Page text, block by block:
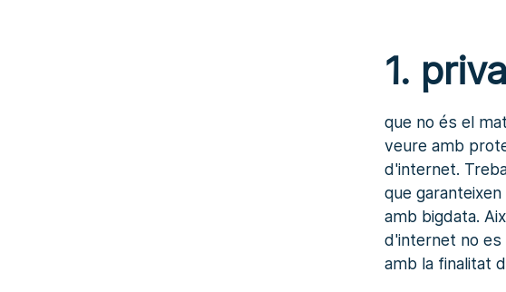
1.
que no és el
veure amb
d'internet.
que
amb bigdata.
d'internet no es
amb la finalitat